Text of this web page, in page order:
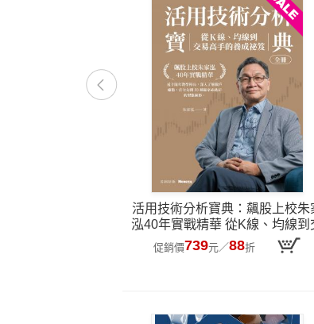
活用技術分析寶典：飆股上校朱
泓40年實戰精華 從K線、均線到
易高手的養成祕笈
促銷價739元／88折